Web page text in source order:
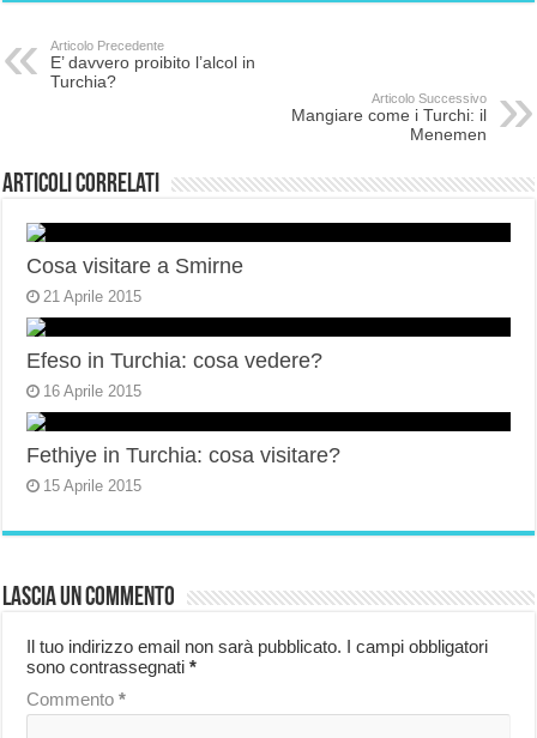
Articolo Precedente
E’ davvero proibito l’alcol in
Turchia?
Articolo Successivo
Mangiare come i Turchi: il
Menemen
Articoli correlati
Cosa visitare a Smirne
21 Aprile 2015
Efeso in Turchia: cosa vedere?
16 Aprile 2015
Fethiye in Turchia: cosa visitare?
15 Aprile 2015
Lascia un commento
Il tuo indirizzo email non sarà pubblicato. I campi obbligatori
sono contrassegnati*
Commento*